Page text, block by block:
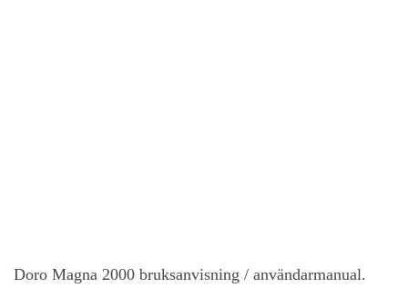
Doro Magna 2000 bruksanvisning / användarmanual.